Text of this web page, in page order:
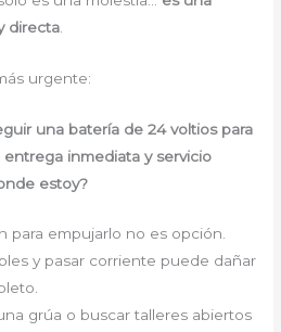
directa
urgente:
una batería de 24 voltios para
inmediata y servicio
estoy?
para empujarlo no es opción.
y pasar corriente puede dañar
grúa o buscar talleres abiertos